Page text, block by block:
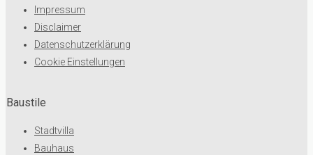
Baustile
Stadtvilla
Bauhaus
Impressum
Disclaimer
Datenschutzerklärung
Cookie Einstellungen